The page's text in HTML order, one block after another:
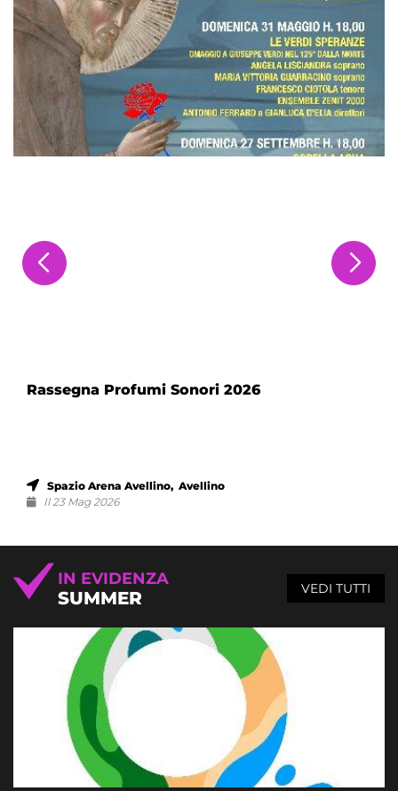
Rassegna Profumi Sonori 2026
Spazio Arena Avellino, Avellino
Il 23 Mag 2026
IN EVIDENZA
SUMMER VEDI TUTTI